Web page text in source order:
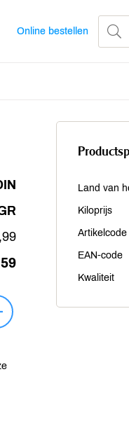
Online bestellen
Land van
Kiloprijs
Artikelcode
EAN-code
Kwaliteit